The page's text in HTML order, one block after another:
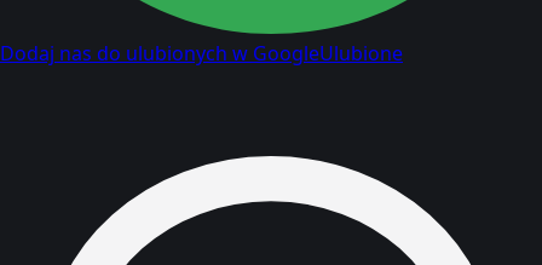
Dodaj nas do ulubionych w GoogleUlubione